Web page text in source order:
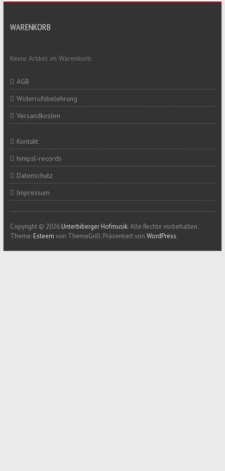
WARENKORB
Keine Artikel im Warenkorb
AGB
Widerrufsbelehrung
Versandkosten
Kontakt
himpsl-records
Datenschutz
Impressum
Copyright © 2026 Unterbiberger Hofmusik. Alle Rechte vorbehalten.
Theme: Esteem von ThemeGrill. Präsentiert von WordPress.